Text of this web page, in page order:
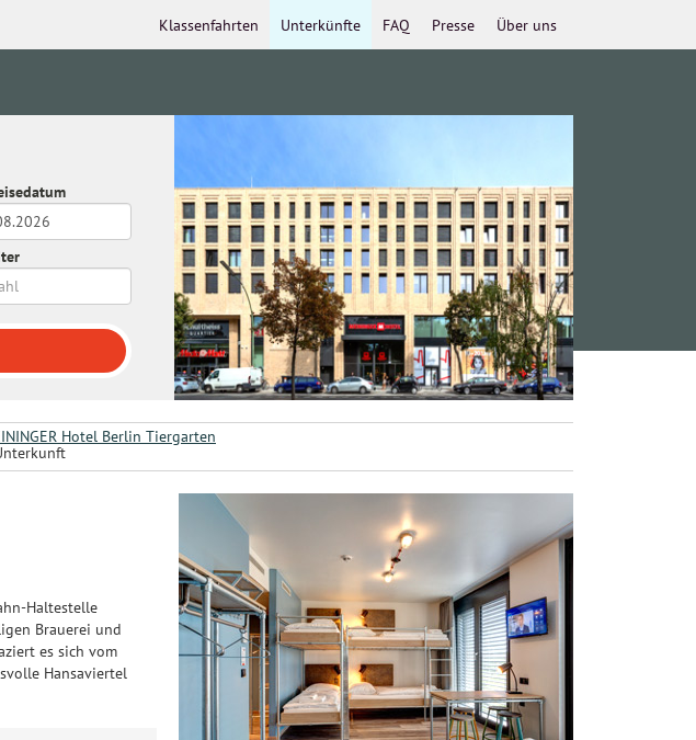
Über uns
Presse
FAQ
Unterkünfte
Klassenfahrten
Hotel Berlin Tiergarten
Haltestelle
Brauerei und
es sich vom
Hansaviertel